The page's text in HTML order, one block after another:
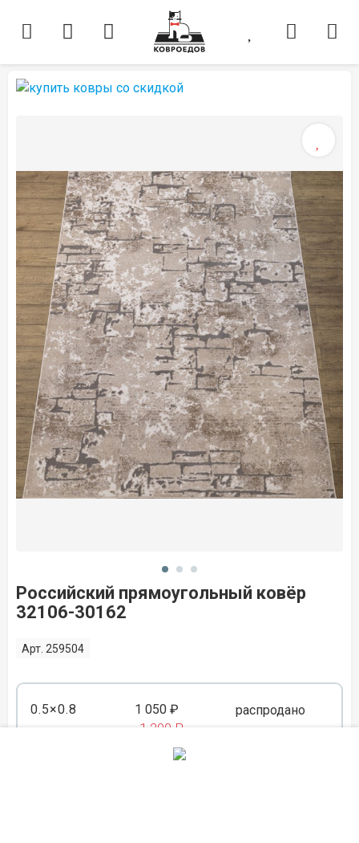
Российский прямоугольный ковёр
32106-30162
Арт. 259504
0.5×0.8 1 050 ₽
1 200 ₽
распродано